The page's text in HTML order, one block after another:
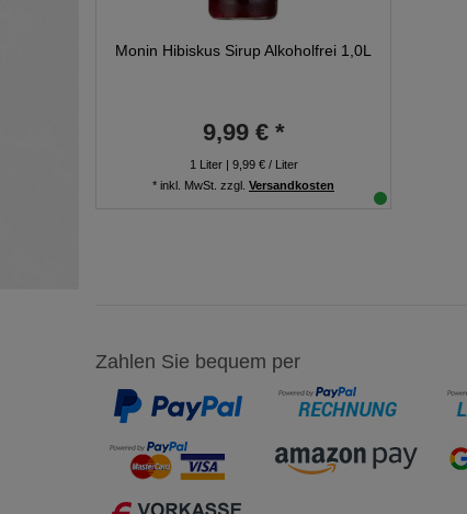
Monin Hibiskus Sirup Alkoholfrei 1,0L
9,99 € *
1 Liter| 9,99 € / Liter
* inkl. MwSt. zzgl. Versandkosten
Zahlen Sie bequem per